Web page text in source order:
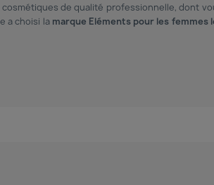
de qualité professionnelle, dont
a choisi la marque Eléments pour les femmes